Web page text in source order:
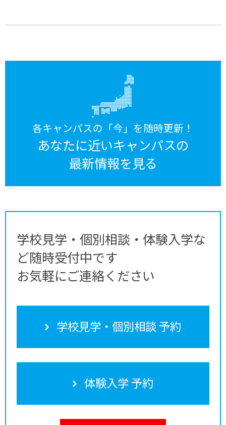
各キャンパスの「今」を随時更新！
あなたに近いキャンパスの
最新情報を見る
学校見学・個別相談・体験入学な
ど随時受付中です
お気軽にご連絡ください
学校見学・個別相談 予約
体験入学 予約